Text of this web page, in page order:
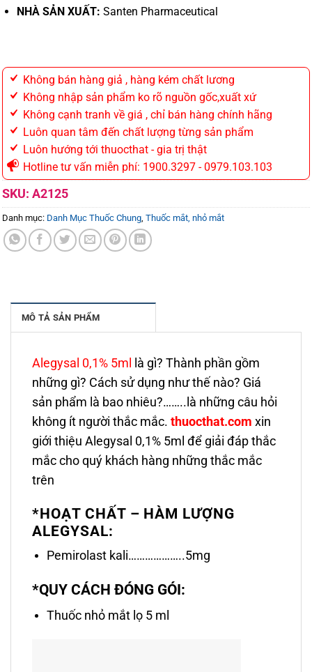
NHÀ SẢN XUẤT: Santen Pharmaceutical
Không bán hàng giả , hàng kém chất lương
Không nhập sản phẩm ko rõ nguồn gốc,xuất xứ
Không cạnh tranh về giá , chỉ bán hàng chính hãng
Luôn quan tâm đến chất lượng từng sản phẩm
Luôn hướng tới thuocthat - gia trị thật
Hotline tư vấn miễn phí: 1900.3297 - 0979.103.103
SKU: A2125
Danh mục: Danh Mục Thuốc Chung Thuốc mắt, nhỏ mắt
MÔ TẢ SẢN PHẨM
Alegysal 0,1% 5ml
là gì? Thành phần gồm
những gì? Cách sử dụng như thế nào? Giá
sản phẩm là bao nhiêu?……..là những câu hỏi
không ít người thắc mắc. thuocthat.com xin
giới thiệu Alegysal 0,1% 5ml để giải đáp thắc
mắc cho quý khách hàng những thắc mắc
trên
*HOẠT CHẤT – HÀM LƯỢNG
ALEGYSAL:
Pemirolast kali………………..5mg
*QUY CÁCH ĐÓNG GÓI:
Thuốc nhỏ mắt lọ 5 ml